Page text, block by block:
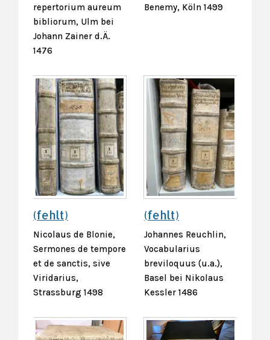
repertorium aureum
bibliorum, Ulm bei
Johann Zainer d.Ä.
1476
Benemy, Köln 1499
(fehlt)
Nicolaus de Blonie,
Sermones de tempore
et de sanctis, sive
Viridarius,
Strassburg 1498
(fehlt)
Johannes Reuchlin,
Vocabularius
breviloquus (u.a.),
Basel bei Nikolaus
Kessler 1486